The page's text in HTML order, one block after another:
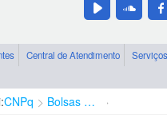
Central de Atendimento Serviços
CNPq Bolsas e Auxílios Vigentes